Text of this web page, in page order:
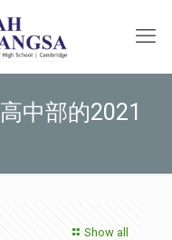
中部的2021
Show all